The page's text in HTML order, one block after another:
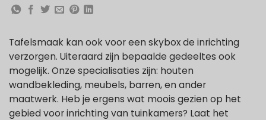
Tafelsmaak kan ook voor een skybox de inrichting
verzorgen. Uiteraard zijn bepaalde gedeeltes ook
mogelijk. Onze specialisaties zijn: houten
wandbekleding, meubels, barren, en ander
maatwerk. Heb je ergens wat moois gezien op het
gebied voor inrichting van tuinkamers? Laat het